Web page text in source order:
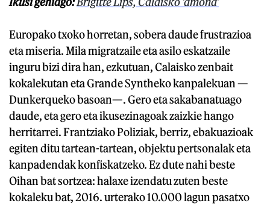
Europako txoko horretan, sobera daude frustrazioa
eta miseria. Mila migratzaile eta asilo eskatzaile
inguru bizi dira han, ezkutuan, Calaisko zenbait
kokalekutan eta Grande Syntheko kanpalekuan —
Dunkerqueko basoan—. Gero eta sakabanatuago
daude, eta gero eta ikusezinagoak zaizkie hango
herritarrei. Frantziako Poliziak, berriz, ebakuazioak
egiten ditu tartean-tartean, objektu pertsonalak eta
kanpadendak konfiskatzeko. Ez dute nahi beste
Oihan bat sortzea: halaxe izendatu zuten beste
kokaleku bat, 2016. urterako 10.000 lagun pasatxo